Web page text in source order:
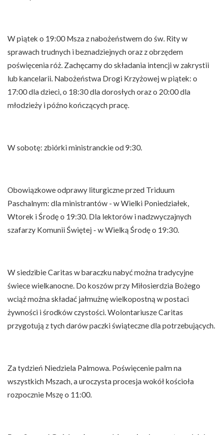
W piątek o 19:00 Msza z nabożeństwem do św. Rity w
sprawach trudnych i beznadziejnych oraz z obrzędem
poświęcenia róż. Zachęcamy do składania intencji w zakrystii
lub kancelarii. Nabożeństwa Drogi Krzyżowej w piątek: o
17:00 dla dzieci, o 18:30 dla dorosłych oraz o 20:00 dla
młodzieży i późno kończących pracę.
W sobotę: zbiórki ministranckie od 9:30.
Obowiązkowe odprawy liturgiczne przed Triduum
Paschalnym: dla ministrantów - w Wielki Poniedziałek,
Wtorek i Środę o 19:30. Dla lektorów i nadzwyczajnych
szafarzy Komunii Świętej - w Wielką Środę o 19:30.
W siedzibie Caritas w baraczku nabyć można tradycyjne
świece wielkanocne. Do koszów przy Miłosierdzia Bożego
wciąż można składać jałmużnę wielkopostną w postaci
żywności i środków czystości. Wolontariusze Caritas
przygotują z tych darów paczki świąteczne dla potrzebujących.
Za tydzień Niedziela Palmowa. Poświęcenie palm na
wszystkich Mszach, a uroczysta procesja wokół kościoła
rozpocznie Mszę o 11:00.